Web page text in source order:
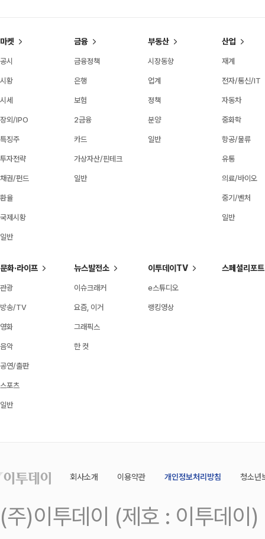
마켓
공시
시황
시세
장외/IPO
특징주
투자전략
채권/펀드
환율
국제시황
일반
금융
금융정책
은행
보험
2금융
카드
가상자산/핀테크
일반
부동산
시장동향
업계
정책
분양
일반
산업
재계
전자/통신/IT
자동차
중화학
항공/물류
유통
의료/바이오
중기/벤처
일반
문화·라이프
관광
방송/TV
영화
음악
공연/출판
스포츠
일반
뉴스발전소
이슈크래커
요즘, 이거
그래픽스
한 컷
이투데이TV
e스튜디오
랭킹영상
스페셜리포트
회사소개 이용약관 개인정보처리방침 청소년
(주)이투데이 (제호 : 이투데